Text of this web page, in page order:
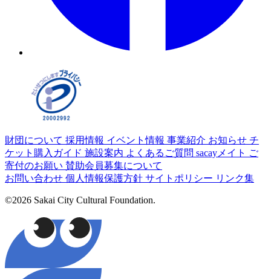
財団について 採用情報 イベント情報 事業紹介 お知らせ チ
ケット購入ガイド 施設案内 よくあるご質問 sacayメイト ご
寄付のお願い 賛助会員募集について
お問い合わせ 個人情報保護方針 サイトポリシー リンク集
©2026 Sakai City Cultural Foundation.